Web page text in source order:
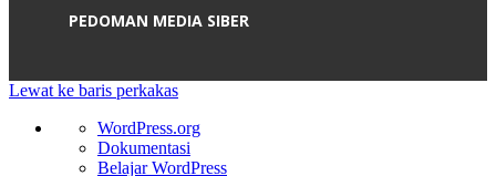
PEDOMAN MEDIA SIBER
Lewat ke baris perkakas
Tentang
WordPress
WordPress.org
Dokumentasi
Belajar WordPress